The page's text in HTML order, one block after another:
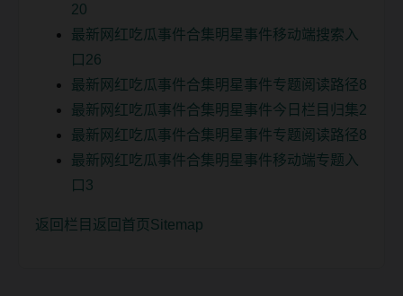
20
最新网红吃瓜事件合集明星事件移动端搜索入
口26
最新网红吃瓜事件合集明星事件专题阅读路径8
最新网红吃瓜事件合集明星事件今日栏目归集2
最新网红吃瓜事件合集明星事件专题阅读路径8
最新网红吃瓜事件合集明星事件移动端专题入
口3
返回栏目 返回首页 Sitemap